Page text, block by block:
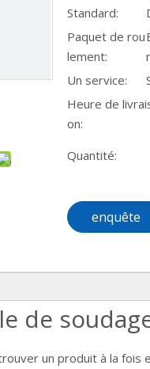
Standard:
Paquet de rou
lement:
Un service:
Heure de
on:
Quantité:
enquête
de
un produit à la